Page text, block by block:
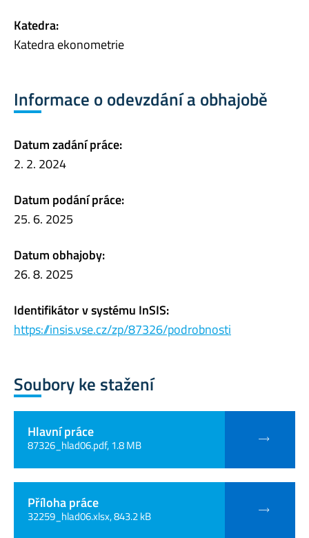
Katedra:
Katedra ekonometrie
Informace o odevzdání a obhajobě
Datum zadání práce:
2. 2. 2024
Datum podání práce:
25. 6. 2025
Datum obhajoby:
26. 8. 2025
Identifikátor v systému InSIS:
https://insis.vse.cz/zp/87326/podrobnosti
Soubory ke stažení
Hlavní práce
87326_hlad06.pdf, 1.8 MB
Příloha práce
32259_hlad06.xlsx, 843.2 kB